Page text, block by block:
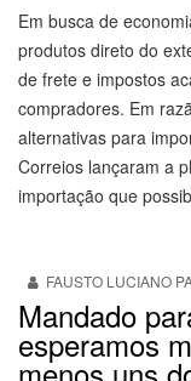
Em busca de
produtos direto do
de frete e impostos
compradores. Em
alternativas para
Correios lançaram a
importação que
FAUSTO LUCIANO
Mandado
esperamos